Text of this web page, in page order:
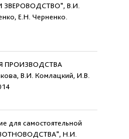
В.И.
Е.Н. Черненко.
ПРОИЗВОДСТВА
В.И. Комлацкий, И.В.
для самостоятельной
Н.И.